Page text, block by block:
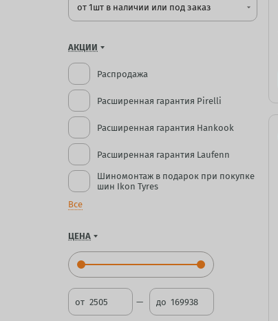
от 1шт в наличии или под заказ arrow_drop_down
АКЦИИ
Распродажа
Расширенная гарантия Pirelli
Расширенная гарантия Hankook
Расширенная гарантия Laufenn
Шиномонтаж в подарок при покупке
шин Ikon Tyres
Все
ЦЕНА
от до